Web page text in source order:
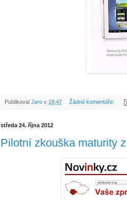
Publikoval Jaro v 18:47 Žádné komentáře:
středa 24. října 2012
Pilotní zkouška maturity